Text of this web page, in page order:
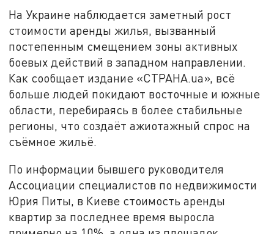
На Украине наблюдается заметный рост
стоимости аренды жилья, вызванный
постепенным смещением зоны активных
боевых действий в западном направлении.
Как сообщает издание «СТРАНА.ua», всё
больше людей покидают восточные и южные
области, перебираясь в более стабильные
регионы, что создаёт ажиотажный спрос на
съёмное жильё.
По информации бывшего руководителя
Ассоциации специалистов по недвижимости
Юрия Питы, в Киеве стоимость аренды
квартир за последнее время выросла